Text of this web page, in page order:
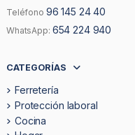
Teléfono 96 145 24 40
WhatsApp: 654 224 940
CATEGORÍAS
Ferretería
Protección laboral
Cocina